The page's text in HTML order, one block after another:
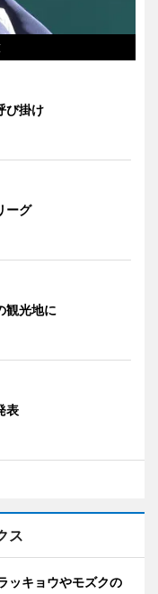
び掛け
ーグ
観光地に
表
ス
ッキョウやモズクの